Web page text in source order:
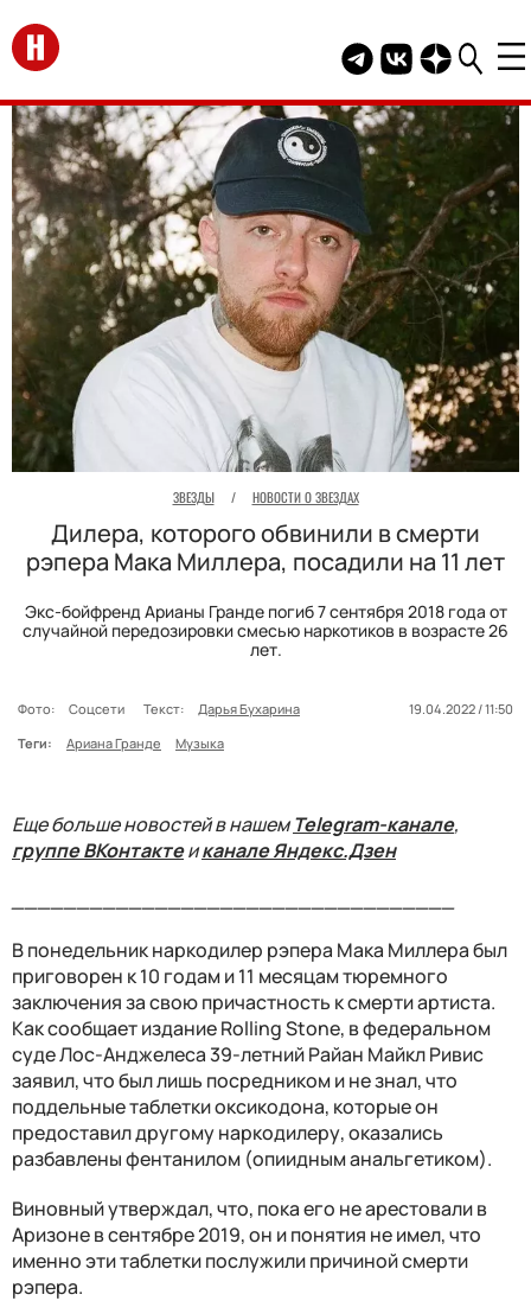
Перейти на главную
Telegram канал
Группа HELLO
Канал
ЗВЕЗДЫ / НОВОСТИ О ЗВЕЗДАХ
Дилера, которого обвинили в смерти
рэпера Мака Миллера, посадили на 11 лет
Экс-бойфренд Арианы Гранде погиб 7 сентября 2018 года от
случайной передозировки смесью наркотиков в возрасте 26
лет.
Фото: Соцсети Текст: Дарья Бухарина
19.04.2022 / 11:50
Теги:
Ариана Гранде Музыка
Еще больше новостей в нашемTelegram-канале,
группе ВКонтактеиканале Яндекс.Дзен
В понедельник наркодилер рэпера Мака Миллера был
приговорен к 10 годам и 11 месяцам тюремного
заключения за свою причастность к смерти артиста.
Как сообщает издание Rolling Stone, в федеральном
суде Лос-Анджелеса 39-летний Райан Майкл Ривис
заявил, что был лишь посредником и не знал, что
поддельные таблетки оксикодона, которые он
предоставил другому наркодилеру, оказались
разбавлены фентанилом (опиидным анальгетиком).
Виновный утверждал, что, пока его не арестовали в
Аризоне в сентябре 2019, он и понятия не имел, что
именно эти таблетки послужили причиной смерти
рэпера.